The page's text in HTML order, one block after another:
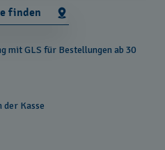
finden
mit GLS für Bestellungen ab 30
der Kasse